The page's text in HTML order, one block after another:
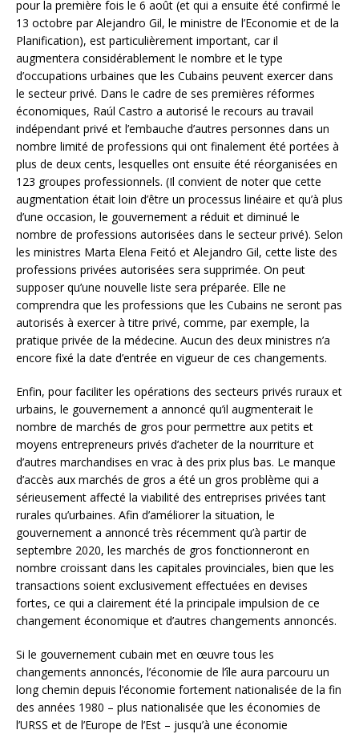
pour la première fois le 6 août (et qui a ensuite été confirmé le
13 octobre par Alejandro Gil, le ministre de l’Economie et de la
Planification), est particulièrement important, car il
augmentera considérablement le nombre et le type
d’occupations urbaines que les Cubains peuvent exercer dans
le secteur privé. Dans le cadre de ses premières réformes
économiques, Raúl Castro a autorisé le recours au travail
indépendant privé et l’embauche d’autres personnes dans un
nombre limité de professions qui ont finalement été portées à
plus de deux cents, lesquelles ont ensuite été réorganisées en
123 groupes professionnels. (Il convient de noter que cette
augmentation était loin d’être un processus linéaire et qu’à plus
d’une occasion, le gouvernement a réduit et diminué le
nombre de professions autorisées dans le secteur privé). Selon
les ministres Marta Elena Feitó et Alejandro Gil, cette liste des
professions privées autorisées sera supprimée. On peut
supposer qu’une nouvelle liste sera préparée. Elle ne
comprendra que les professions que les Cubains ne seront pas
autorisés à exercer à titre privé, comme, par exemple, la
pratique privée de la médecine. Aucun des deux ministres n’a
encore fixé la date d’entrée en vigueur de ces changements.
Enfin, pour faciliter les opérations des secteurs privés ruraux et
urbains, le gouvernement a annoncé qu’il augmenterait le
nombre de marchés de gros pour permettre aux petits et
moyens entrepreneurs privés d’acheter de la nourriture et
d’autres marchandises en vrac à des prix plus bas. Le manque
d’accès aux marchés de gros a été un gros problème qui a
sérieusement affecté la viabilité des entreprises privées tant
rurales qu’urbaines. Afin d’améliorer la situation, le
gouvernement a annoncé très récemment qu’à partir de
septembre 2020, les marchés de gros fonctionneront en
nombre croissant dans les capitales provinciales, bien que les
transactions soient exclusivement effectuées en devises
fortes, ce qui a clairement été la principale impulsion de ce
changement économique et d’autres changements annoncés.
Si le gouvernement cubain met en œuvre tous les
changements annoncés, l’économie de l’île aura parcouru un
long chemin depuis l’économie fortement nationalisée de la fin
des années 1980 – plus nationalisée que les économies de
l’URSS et de l’Europe de l’Est – jusqu’à une économie